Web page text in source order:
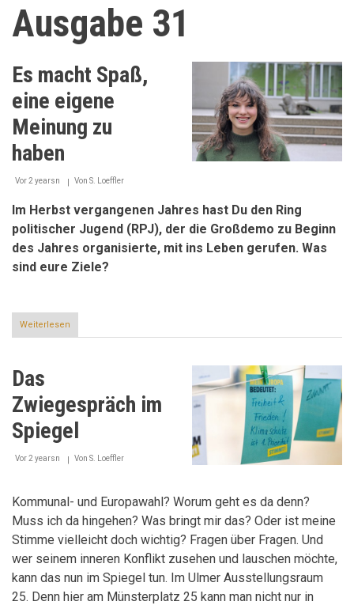
Ausgabe 31
Es macht Spaß,
eine eigene
Meinung zu
haben
Vor 2 yearsn Von S. Loeffler
Im Herbst vergangenen Jahres hast Du den Ring
politischer Jugend (RPJ), der die Großdemo zu Beginn
des Jahres organisierte, mit ins Leben gerufen. Was
sind eure Ziele?
Weiterlesen
Es
Meinung
haben
Das
Zwiegespräch im
Spiegel
Vor 2 yearsn Von S. Loeffler
Kommunal- und Europawahl? Worum geht es da denn?
Muss ich da hingehen? Was bringt mir das? Oder ist meine
Stimme vielleicht doch wichtig? Fragen über Fragen. Und
wer seinem inneren Konflikt zusehen und lauschen möchte,
kann das nun im Spiegel tun. Im Ulmer Ausstellungsraum
25. Denn hier am Münsterplatz 25 kann man nicht nur in